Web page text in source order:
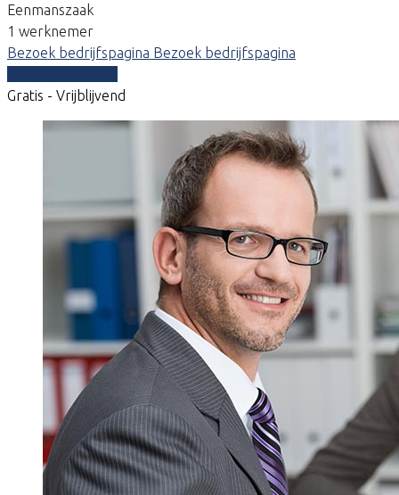
Eenmanszaak
1 werknemer
Bezoek bedrijfspagina Bezoek bedrijfspagina
Gratis - Vrijblijvend